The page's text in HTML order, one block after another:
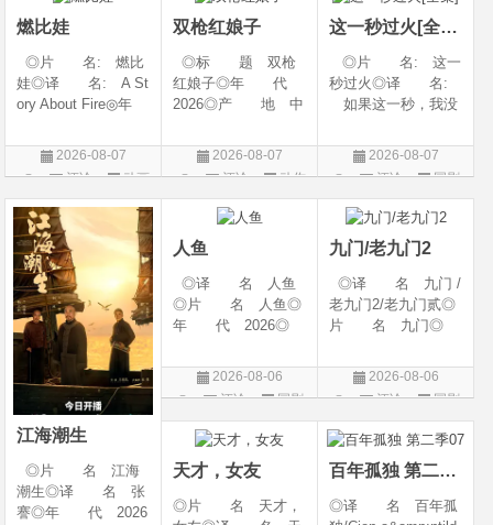
燃比娃
◎片 名: 燃比
娃◎译 名: A St
ory About Fire◎年
地: 中国大陆◎
类 别: 动画 / 奇
汉语普通话◎上映
日期: 202
2026-08-07
评论
动画
片
双枪红娘子
◎标 题 双枪
红娘子◎年 代
2026◎产 地 中
剧情 / 动作 / 战争◎
上映日期 2026-08-
链接 https://movie.
douban.com/s
2026-08-07
评论
动作
片
这一秒过火[全集]
◎片 名: 这一
秒过火◎译 名:
如果这一秒，我没
年 代: 2026◎
产 地: 中国大
情 / 爱情◎语 言:
汉语普通话◎上映
2026-08-07
评论
国剧
江海潮生
◎片 名 江海
潮生◎译 名 张
謇◎年 代 2026
人鱼
◎译 名 人鱼
◎片 名 人鱼◎
年 代 2026◎
◎类 别 剧情 /
悬疑◎语 言 汉
期 2026-08-04(中国
大陆)◎IMDb链接 t
2026-08-06
评论
国剧
九门/老九门2
◎译 名 九门 /
老九门2/老九门贰◎
片 名 九门◎
产 地 中国大陆
◎类 别 剧情 /
言 汉语普通话◎上
映日期 2026-07
2026-08-06
评论
国剧
天才，女友
◎片 名 天才，
百年孤独 第二季07
◎译 名 百年孤